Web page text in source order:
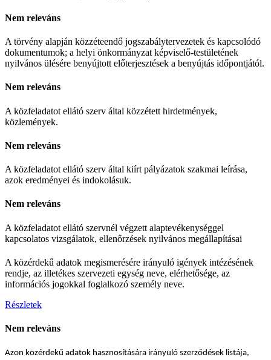
Nem releváns
A törvény alapján közzéteendő jogszabálytervezetek és kapcsolódó
dokumentumok; a helyi önkormányzat képviselő-testületének
nyilvános ülésére benyújtott előterjesztések a benyújtás időpontjától.
Nem releváns
A közfeladatot ellátó szerv által közzétett hirdetmények,
közlemények.
Nem releváns
A közfeladatot ellátó szerv által kiírt pályázatok szakmai leírása,
azok eredményei és indokolásuk.
Nem releváns
A közfeladatot ellátó szervnél végzett alaptevékenységgel
kapcsolatos vizsgálatok, ellenőrzések nyilvános megállapításai
A közérdekű adatok megismerésére irányuló igények intézésének
rendje, az illetékes szervezeti egység neve, elérhetősége, az
információs jogokkal foglalkozó személy neve.
Részletek
Nem releváns
Azon közérdekű adatok hasznosítására irányuló szerződések listája,